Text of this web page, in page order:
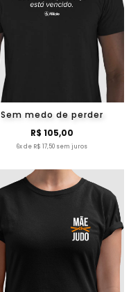
Sem medo de perder
R$ 105,00
6x de R$ 17,50 sem juros